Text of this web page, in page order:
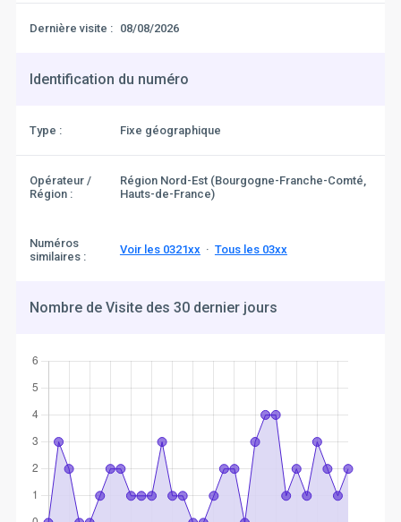
Dernière visite : 08/08/2026
Identification du numéro
Type : Fixe géographique
Opérateur /
Région :
Région Nord-Est (Bourgogne-Franche-Comté,
Hauts-de-France)
Numéros
similaires :
Voir les 0321xx· Tous les 03xx
Nombre de Visite des 30 dernier jours